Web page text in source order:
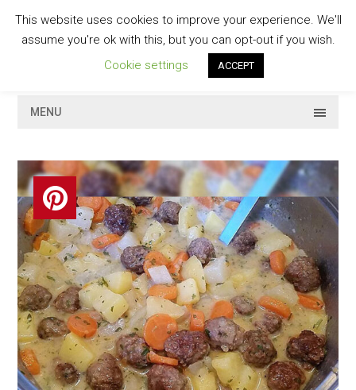
contentGESCHMACKVOLL
MENU
This website uses cookies to improve your experience. We'll
assume you're ok with this, but you can opt-out if you wish.
Cookie settings
ACCEPT